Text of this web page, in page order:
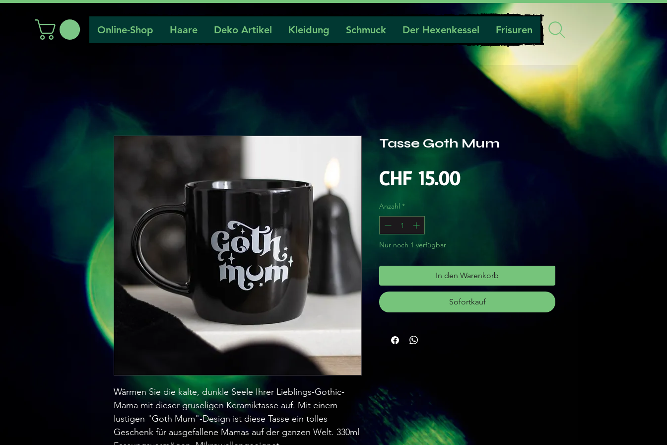
Online-Shop Haare Deko Artikel Kleidung Schmuck Der Hexenkessel Frisuren
Wärmen Sie die kalte, dunkle Seele Ihrer Lieblings-Gothic-
Mama mit dieser gruseligen Keramiktasse auf. Mit einem
lustigen "Goth Mum"-Design ist diese Tasse ein tolles
Geschenk für ausgefallene Mamas auf der ganzen Welt. 330ml
Tasse Goth Mum
CHF 15.00Preis
Anzahl *
Nur noch 1 verfügbar
In den Warenkorb
Sofortkauf